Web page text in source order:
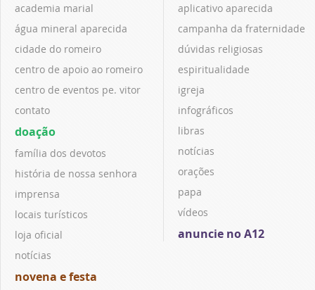
academia marial
água mineral aparecida
cidade do romeiro
centro de apoio ao romeiro
centro de eventos pe. vitor
contato
doação
família dos devotos
história de nossa senhora
imprensa
locais turísticos
loja oficial
notícias
novena e festa
aplicativo aparecida
campanha da fraternidade
dúvidas religiosas
espiritualidade
igreja
infográficos
libras
notícias
orações
papa
vídeos
anuncie no A12